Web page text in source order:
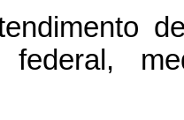
federal,